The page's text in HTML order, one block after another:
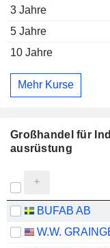
3 Jahre
5 Jahre
10 Jahre
Mehr Kurse
Großhandel für
ausrüstung
BUFAB AB
W.W.